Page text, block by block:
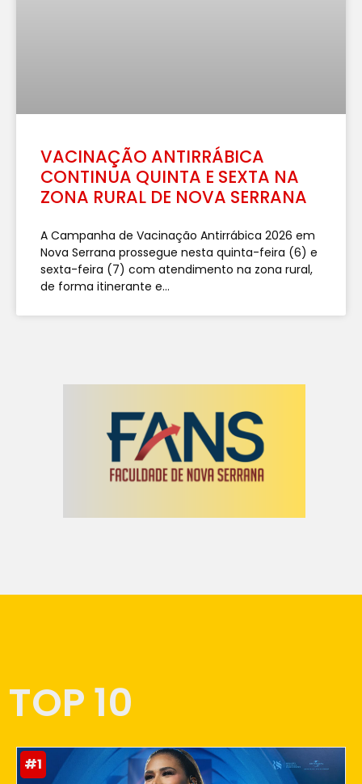
VACINAÇÃO ANTIRRÁBICA
CONTINUA QUINTA E SEXTA NA
ZONA RURAL DE NOVA SERRANA
A Campanha de Vacinação Antirrábica 2026 em
Nova Serrana prossegue nesta quinta-feira (6) e
sexta-feira (7) com atendimento na zona rural,
de forma itinerante e...
TOP 10
#1